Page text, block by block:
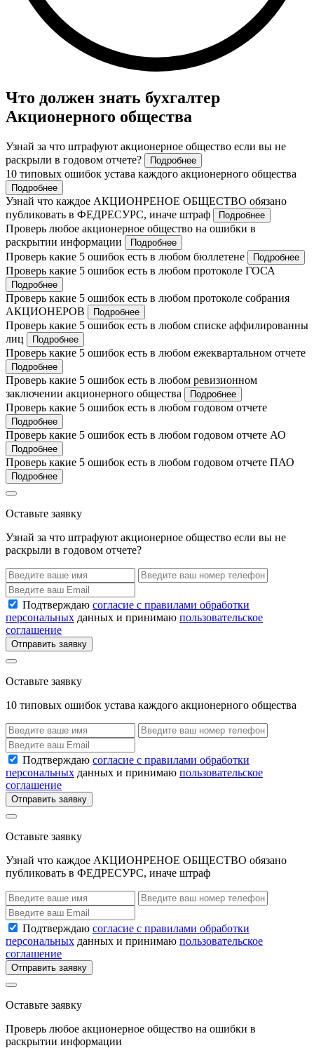
Что должен знать бухгалтер
Акционерного общества
Узнай за что штрафуют акционерное общество если вы не
раскрыли в годовом отчете?
Подробнее
10 типовых ошибок устава каждого акционерного общества
Подробнее
Узнай что каждое АКЦИОНРЕНОЕ ОБЩЕСТВО обязано
публиковать в ФЕДРЕСУРС, иначе штраф
Подробнее
Проверь любое акционерное общество на ошибки в
раскрытии информации
Подробнее
Проверь какие 5 ошибок есть в любом бюллетене Подробнее
Проверь какие 5 ошибок есть в любом протоколе ГОСА
Подробнее
Проверь какие 5 ошибок есть в любом протоколе собрания
АКЦИОНЕРОВ
Подробнее
Проверь какие 5 ошибок есть в любом списке аффилированны
лиц
Подробнее
Проверь какие 5 ошибок есть в любом ежеквартальном отчете
Подробнее
Проверь какие 5 ошибок есть в любом ревизионном
заключении акционерного общества
Подробнее
Проверь какие 5 ошибок есть в любом годовом отчете
Подробнее
Проверь какие 5 ошибок есть в любом годовом отчете АО
Подробнее
Проверь какие 5 ошибок есть в любом годовом отчете ПАО
Подробнее
Оставьте заявку
Узнай за что штрафуют акционерное общество если вы не
раскрыли в годовом отчете?
Подтверждаю согласие с правилами обработки
персональных данных и принимаю пользовательское
соглашение
Отправить заявку
Оставьте заявку
10 типовых ошибок устава каждого акционерного общества
Подтверждаю согласие с правилами обработки
персональных данных и принимаю пользовательское
соглашение
Отправить заявку
Оставьте заявку
Узнай что каждое АКЦИОНРЕНОЕ ОБЩЕСТВО обязано
публиковать в ФЕДРЕСУРС, иначе штраф
Подтверждаю согласие с правилами обработки
персональных данных и принимаю пользовательское
соглашение
Отправить заявку
Оставьте заявку
Проверь любое акционерное общество на ошибки в
раскрытии информации